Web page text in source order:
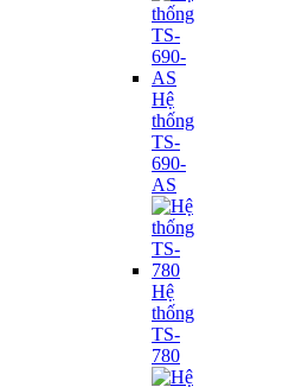
Hệ
thống
TS-
690-
AS
Hệ
thống
TS-
780